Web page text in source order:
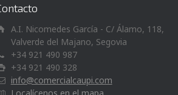
A.I. Nicomedes García - C/ Álamo, 118,
Valverde del Majano, Segovia
+34 921 490 987
+34 921 490 328
info@comercialcaupi.com
Localícenos en el mapa